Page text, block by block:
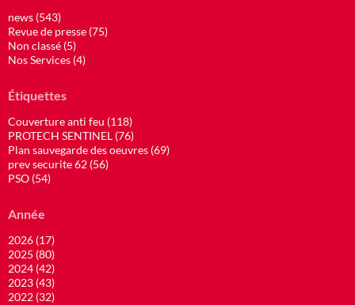
news (543)
Revue de presse (75)
Non classé (5)
Nos Services (4)
Étiquettes
Couverture anti feu (118)
PROTECH SENTINEL (76)
Plan sauvegarde des oeuvres (69)
prev securite 62 (56)
PSO (54)
Année
2026 (17)
2025 (80)
2024 (42)
2023 (43)
2022 (32)